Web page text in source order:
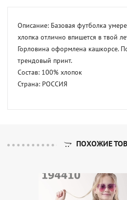
Описание: Базовая футболка
хлопка отлично впишется в твой
Горловина оформлена кашкорсе.
трендовый принт.
Состав: 100% хлопок
Страна: РОССИЯ
ПОХОЖИЕ